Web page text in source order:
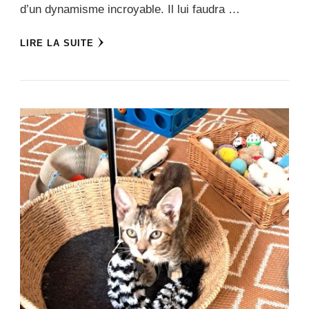
d’un dynamisme incroyable. Il lui faudra …
LIRE LA SUITE